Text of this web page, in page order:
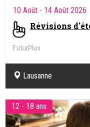
10 Août - 14 Août 2026
Révisions
FuturPlus
Lausanne
12 - 18 ans